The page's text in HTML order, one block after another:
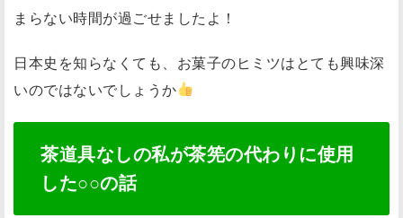
まらない時間が過ごせましたよ！
日本史を知らなくても、お菓子のヒミツはとても興味深
いのではないでしょうか
茶道具なしの私が茶筅の代わりに使用
した○○の話